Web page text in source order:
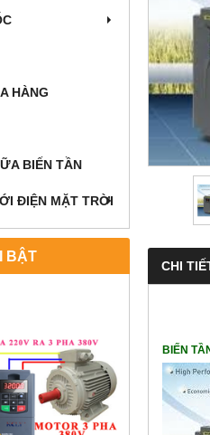
HÀNG
BIẾN TẦN
ĐIỆN MẶT TRỜI
BẬT
CHI
BIẾN